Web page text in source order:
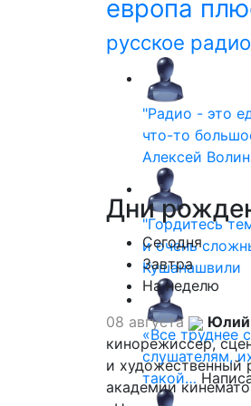
европа
русское радио
"Радио - это
что-то
Алексей Волин
"Гордитесь
и очень
Кушанашвили
«Все труднее
слушателям,
такой…
Дни
Сегодня
Завтра
На неделю
08 августа
Юлий
кинорежиссер,
и художественный
академии